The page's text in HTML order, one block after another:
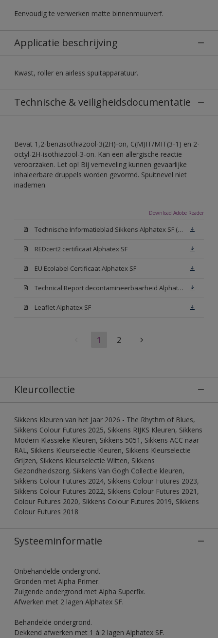
Eenvoudig te verwerken matte binnenmuurverf.
Applicatie beschrijving
Kwast, roller en airless spuitapparatuur.
Technische & veiligheidsdocumentatie
Bevat 1,2-benzisothiazool-3(2H)-on, C(M)IT/MIT(3-1) en 2-
octyl-2H-isothiazool-3-on. Kan een allergische reactie
veroorzaken. Let op! Bij verneveling kunnen gevaarlijke
inhaleerbare druppels worden gevormd. Spuitnevel niet
inademen.
Download Adobe Reader
Technische Informatieblad Sikkens Alphatex SF (PDF)
REDcert2 certificaat Alphatex SF
EU Ecolabel Certificaat Alphatex SF
Technical Report decontamineerbaarheid Alphatex SF
Leaflet Alphatex SF
1 2
Kleurcollectie
Sikkens Kleuren van het Jaar 2026 - The Rhythm of Blues,
Sikkens Colour Futures 2025, Sikkens RIJKS Kleuren, Sikkens
Modern Klassieke Kleuren, Sikkens 5051, Sikkens ACC naar
RAL, Sikkens Kleurselectie Kleuren, Sikkens Kleurselectie
Grijzen, Sikkens Kleurselectie Witten, Sikkens
Gezondheidszorg, Sikkens Van Gogh Collectie kleuren,
Sikkens Colour Futures 2024, Sikkens Colour Futures 2023,
Sikkens Colour Futures 2022, Sikkens Colour Futures 2021,
Colour Futures 2020, Sikkens Colour Futures 2019, Sikkens
Colour Futures 2018
Systeeminformatie
Onbehandelde ondergrond.
Gronden met Alpha Primer.
Zuigende ondergrond met Alpha Superfix.
Afwerken met 2 lagen Alphatex SF.
Behandelde ondergrond.
Dekkend afwerken met 1 à 2 lagen Alphatex SF.